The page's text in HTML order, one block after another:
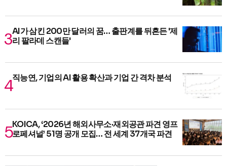
AI가 삼킨 200만 달러의 꿈… 출판계를 뒤흔든 '제
리 팔라데 스캔들'
직능연, 기업의 AI 활용 확산과 기업 간 격차 분석
KOICA, ‘2026년 해외사무소·재외공관 파견 영프
로페셔널’ 51명 공개 모집… 전 세계 37개국 파견